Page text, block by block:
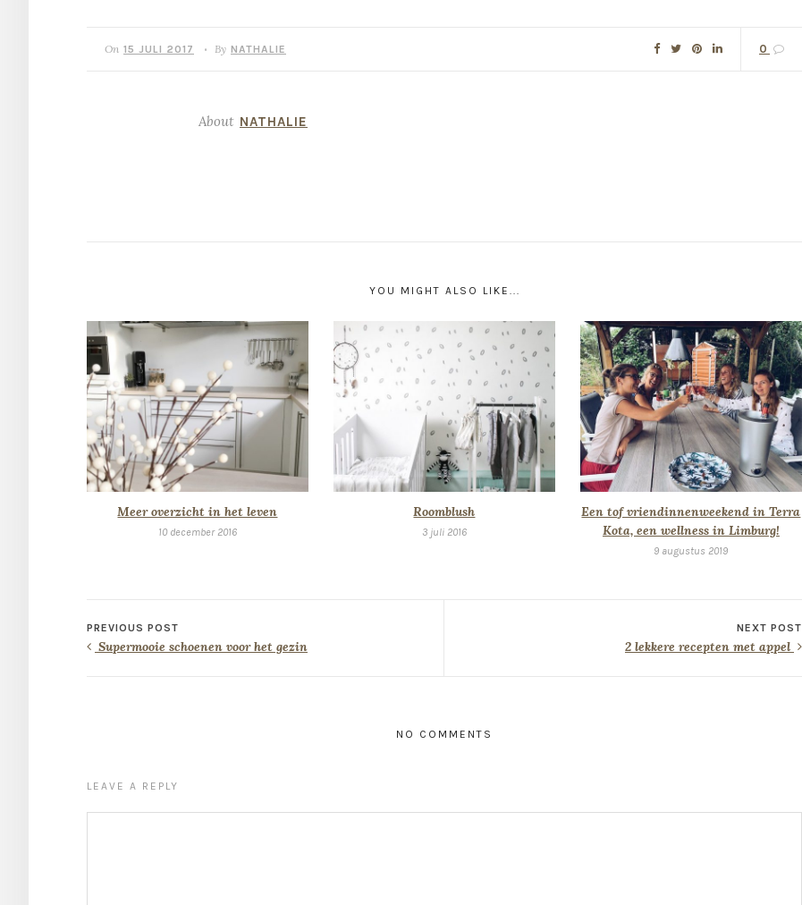
On 15 JULI 2017 • By NATHALIE 0
About NATHALIE
YOU MIGHT ALSO LIKE...
Meer overzicht in het leven
10 december 2016
Roomblush
3 juli 2016
Een tof vriendinnenweekend in Terra
Kota, een wellness in Limburg!
9 augustus 2019
PREVIOUS POST
Supermooie schoenen voor het gezin
NEXT POST
2 lekkere recepten met appel
NO COMMENTS
LEAVE A REPLY